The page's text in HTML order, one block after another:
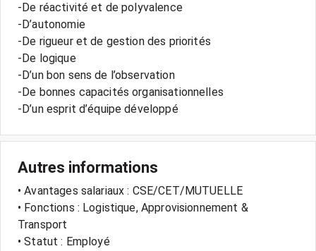
-De réactivité et de polyvalence
-D’autonomie
-De rigueur et de gestion des priorités
-De logique
-D’un bon sens de l’observation
-De bonnes capacités organisationnelles
-D’un esprit d’équipe développé
Autres informations
• Avantages salariaux : CSE/CET/MUTUELLE
• Fonctions : Logistique, Approvisionnement &
Transport
• Statut : Employé